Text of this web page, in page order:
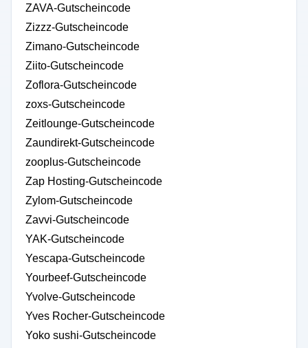
ZAVA-Gutscheincode
Zizzz-Gutscheincode
Zimano-Gutscheincode
Ziito-Gutscheincode
Zoflora-Gutscheincode
zoxs-Gutscheincode
Zeitlounge-Gutscheincode
Zaundirekt-Gutscheincode
zooplus-Gutscheincode
Zap Hosting-Gutscheincode
Zylom-Gutscheincode
Zavvi-Gutscheincode
YAK-Gutscheincode
Yescapa-Gutscheincode
Yourbeef-Gutscheincode
Yvolve-Gutscheincode
Yves Rocher-Gutscheincode
Yoko sushi-Gutscheincode